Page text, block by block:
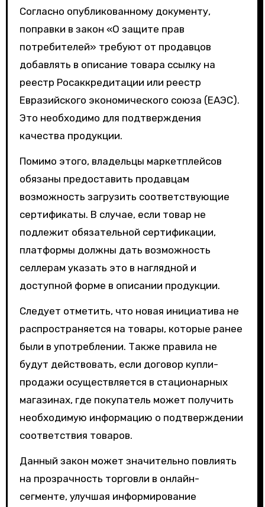
Согласно опубликованному документу,
поправки в закон «О защите прав
потребителей» требуют от продавцов
добавлять в описание товара ссылку на
реестр Росаккредитации или реестр
Евразийского экономического союза (ЕАЭС).
Это необходимо для подтверждения
качества продукции.
Помимо этого, владельцы маркетплейсов
обязаны предоставить продавцам
возможность загрузить соответствующие
сертификаты. В случае, если товар не
подлежит обязательной сертификации,
платформы должны дать возможность
селлерам указать это в наглядной и
доступной форме в описании продукции.
Следует отметить, что новая инициатива не
распространяется на товары, которые ранее
были в употреблении. Также правила не
будут действовать, если договор купли-
продажи осуществляется в стационарных
магазинах, где покупатель может получить
необходимую информацию о подтверждении
соответствия товаров.
Данный закон может значительно повлиять
на прозрачность торговли в онлайн-
сегменте, улучшая информирование